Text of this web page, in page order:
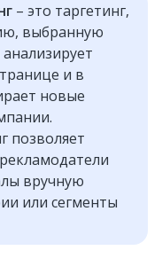
– это таргетинг,
выбранную
и в
новые
позволяет
вручную
или сегменты